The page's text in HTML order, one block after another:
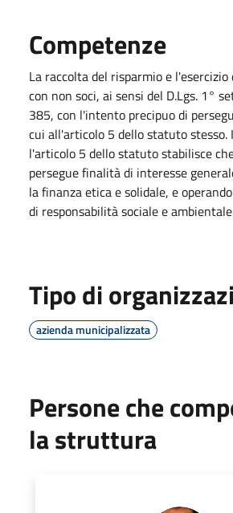
Competenze
La raccolta del risparmio e
con non soci, ai sensi del D.Lgs. 1°
385, con l'intento precipuo di
cui all'articolo 5 dello statuto stesso.
l'articolo 5 dello statuto stabilisce
persegue finalità di interesse
la finanza etica e solidale, e
di responsabilità sociale e
Tipo di
azienda municipalizzata
Persone che
la struttura